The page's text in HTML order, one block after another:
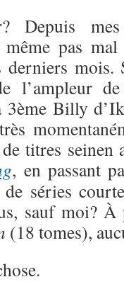
Depuis
pas
derniers
l’ampleur
Billy
titres seinen
, en passant
séries
sauf moi?
(18 tomes),